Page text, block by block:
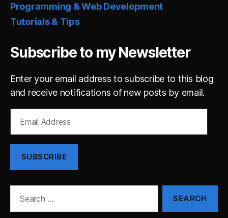
Programming & Web Development
Tutorials & Tips
Subscribe to my Newsletter
Enter your email address to subscribe to this blog
and receive notifications of new posts by email.
Address
SUBSCRIBE